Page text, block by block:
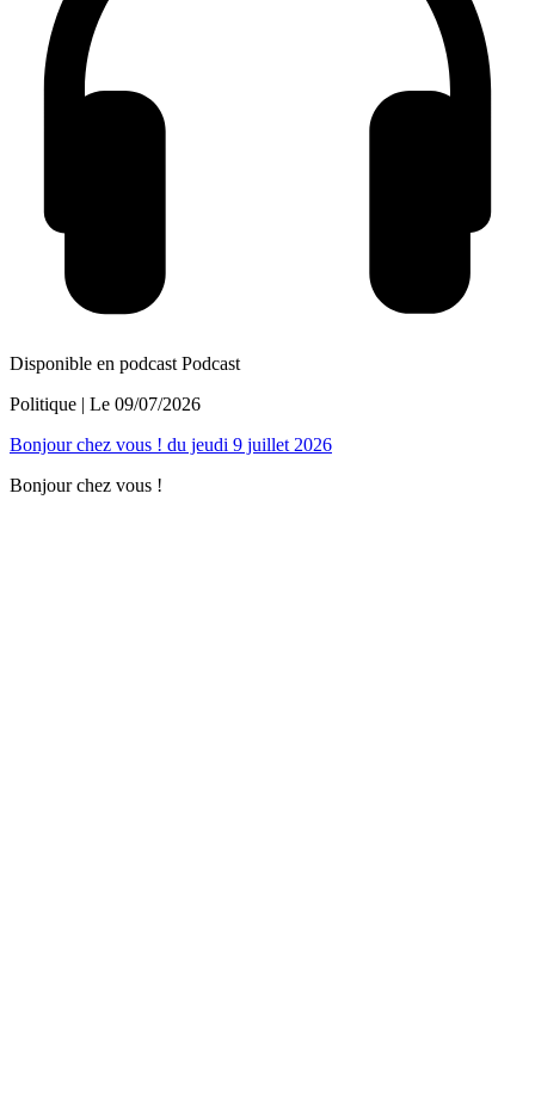
Disponible en podcast Podcast
Politique | Le 09/07/2026
Bonjour chez vous ! du jeudi 9 juillet 2026
Bonjour chez vous !